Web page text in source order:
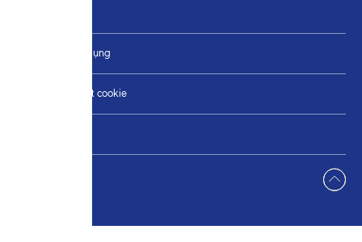
Điều khoản sử dụng
Thay đổi Cài đặt cookie